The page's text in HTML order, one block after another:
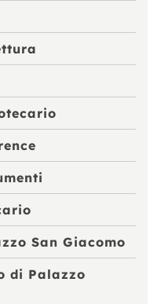
San Giacomo
di Palazzo